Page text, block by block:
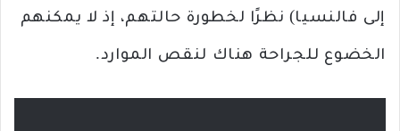
إلى فالنسيا) نظرًا لخطورة حالتهم، إذ لا يمكنهم
الخضوع للجراحة هناك لنقص الموارد.